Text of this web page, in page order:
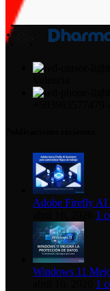
Adobe Firefly AI
1
Windows 11
1